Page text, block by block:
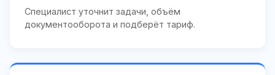
Специалист уточнит задачи, объём
документооборота и подберёт тариф.